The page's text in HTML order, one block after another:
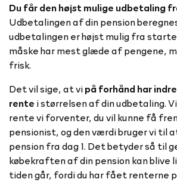
Du får den højst mulige udbetaling
Udbetalingen af din pension
udbetalingen er højst mulig fra
måske har mest glæde af pengene,
frisk.
Det vil sige, at vipå forhånd har
rente i størrelsen af din udbetaling.
rente vi forventer, du vil kunne få
pensionist, og den værdi bruger vi til
pension fra dag 1. Det betyder så til
købekraften af din pension kan blive
tiden går, fordi du har fået renterne